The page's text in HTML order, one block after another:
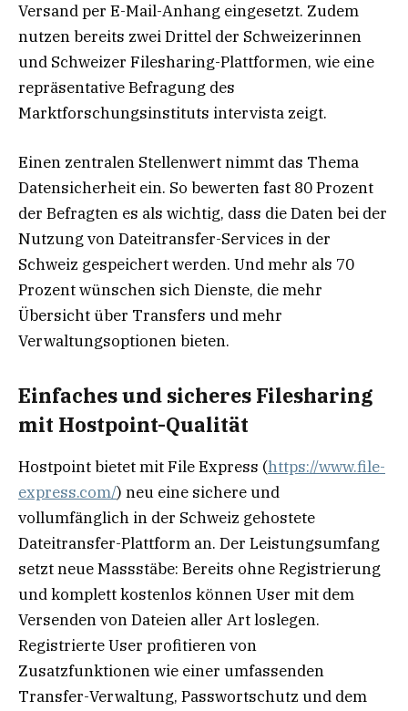
Versand per E-Mail-Anhang eingesetzt. Zudem
nutzen bereits zwei Drittel der Schweizerinnen
und Schweizer Filesharing-Plattformen, wie eine
repräsentative Befragung des
Marktforschungsinstituts intervista zeigt.
Einen zentralen Stellenwert nimmt das Thema
Datensicherheit ein. So bewerten fast 80 Prozent
der Befragten es als wichtig, dass die Daten bei der
Nutzung von Dateitransfer-Services in der
Schweiz gespeichert werden. Und mehr als 70
Prozent wünschen sich Dienste, die mehr
Übersicht über Transfers und mehr
Verwaltungsoptionen bieten.
Einfaches und sicheres Filesharing
mit Hostpoint-Qualität
Hostpoint bietet mit File Express (https://www.file-
express.com/) neu eine sichere und
vollumfänglich in der Schweiz gehostete
Dateitransfer-Plattform an. Der Leistungsumfang
setzt neue Massstäbe: Bereits ohne Registrierung
und komplett kostenlos können User mit dem
Versenden von Dateien aller Art loslegen.
Registrierte User profitieren von
Zusatzfunktionen wie einer umfassenden
Transfer-Verwaltung, Passwortschutz und dem